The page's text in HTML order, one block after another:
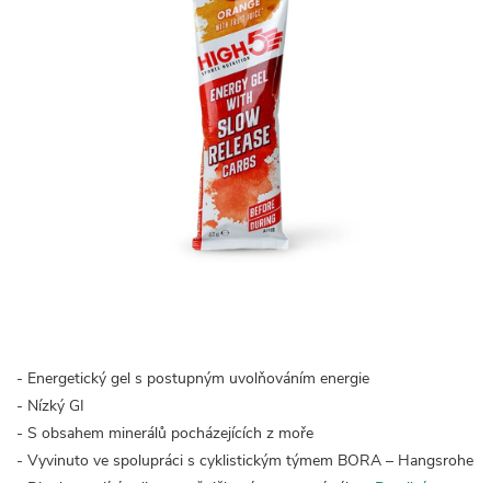
- Energetický gel s postupným uvolňováním energie
- Nízký GI
- S obsahem minerálů pocházejících z moře
- Vyvinuto ve spolupráci s cyklistickým týmem BORA – Hangsrohe